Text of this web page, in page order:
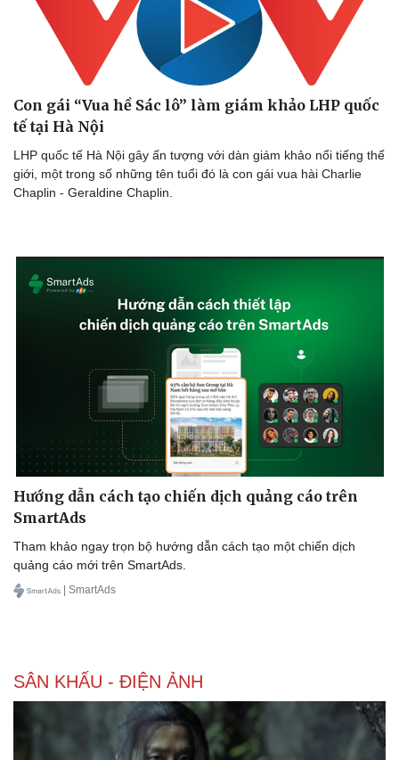
Văn hóa
Sân khấu - Điện ảnh
Văn học
Giải trí
Con gái “Vua hề Sác lô” làm giám khảo LHP quốc
tế tại Hà Nội
LHP quốc tế Hà Nội gây ấn tượng với dàn giám khảo nổi tiếng thế
giới, một trong số những tên tuổi đó là con gái vua hài Charlie
Chaplin - Geraldine Chaplin.
Hướng dẫn cách tạo chiến dịch quảng cáo trên
SmartAds
Tham khảo ngay trọn bộ hướng dẫn cách tạo một chiến dịch
quảng cáo mới trên SmartAds.
| SmartAds
SÂN KHẤU - ĐIỆN ẢNH